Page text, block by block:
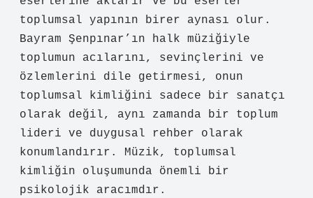
toplumsal yapının birer aynası olur.
Bayram Şenpınar’ın halk müziğiyle
toplumun acılarını, sevinçlerini ve
özlemlerini dile getirmesi, onun
toplumsal kimliğini sadece bir sanatçı
olarak değil, aynı zamanda bir toplum
lideri ve duygusal rehber olarak
konumlandırır. Müzik, toplumsal
kimliğin oluşumunda önemli bir
psikolojik aracımdır.